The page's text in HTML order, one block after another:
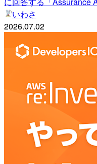
いわさ
2026.07.02